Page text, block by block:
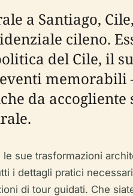
a Santiago,
cileno.
del Cile, il
da
sue trasformazioni
i dettagli pratici
di tour guidati. Che